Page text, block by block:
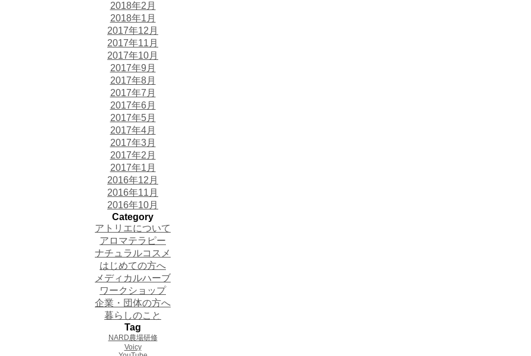
2018年2月
2018年1月
2017年12月
2017年11月
2017年10月
2017年9月
2017年8月
2017年7月
2017年6月
2017年5月
2017年4月
2017年3月
2017年2月
2017年1月
2016年12月
2016年11月
2016年10月
Category
アトリエについて
アロマテラピー
ナチュラルコスメ
はじめての方へ
メディカルハーブ
ワークショップ
企業・団体の方へ
暮らしのこと
Tag
NARD農場研修
Voicy